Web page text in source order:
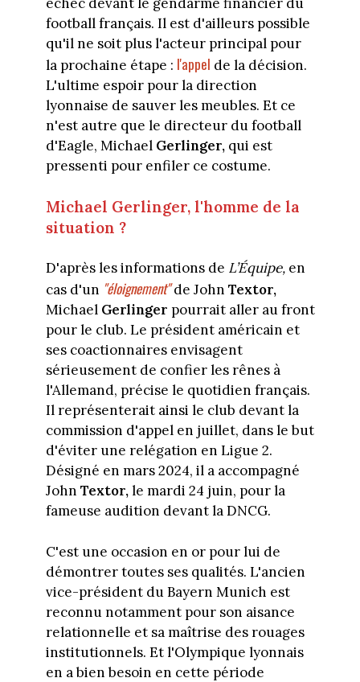
football français. Il est d'ailleurs possible
qu'il ne soit plus l'acteur principal pour
la prochaine étape : l'appel de la décision.
L'ultime espoir pour la direction
lyonnaise de sauver les meubles. Et ce
n'est autre que le directeur du football
d'Eagle, Michael Gerlinger,qui est
pressenti pour enfiler ce costume.
Michael Gerlinger, l'homme de la
situation ?
D'après les informations de L’Équipe,en
cas d'un "éloignement"de John Textor,
Michael Gerlinger pourrait aller au front
pour le club. Le président américain et
ses coactionnaires envisagent
sérieusement de confier les rênes à
l'Allemand, précise le quotidien français.
Il représenterait ainsi le club devant la
commission d'appel en juillet, dans le but
d'éviter une relégation en Ligue 2.
Désigné en mars 2024, il a accompagné
John Textor,le mardi 24 juin, pour la
fameuse audition devant la DNCG.
C'est une occasion en or pour lui de
démontrer toutes ses qualités. L'ancien
vice-président du Bayern Munich est
reconnu notamment pour son aisance
relationnelle et sa maîtrise des rouages
institutionnels. Et l'Olympique lyonnais
en a bien besoin en cette période